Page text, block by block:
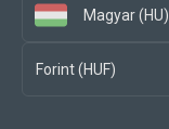
Magyar (HU)
Forint (HUF)